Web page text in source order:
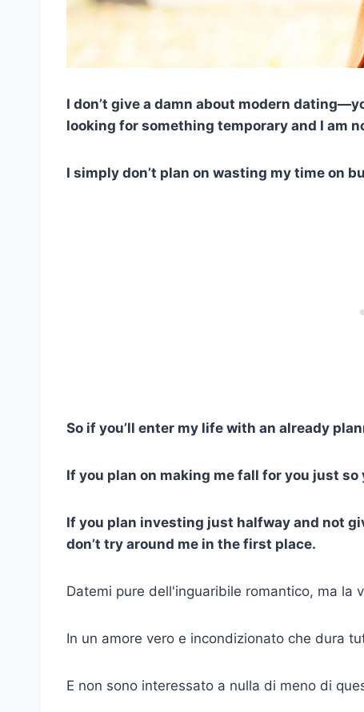
I don’t give a damn about modern
looking for something temporary and I am
I simply don’t plan on wasting my time on
So if you’ll enter my life with an already
If you plan on making me fall for you just
If you plan investing just halfway and not
don’t try around me in the first place.
Datemi pure dell'inguaribile romantico, ma la
In un amore vero e incondizionato che dura
E non sono interessato a nulla di meno di